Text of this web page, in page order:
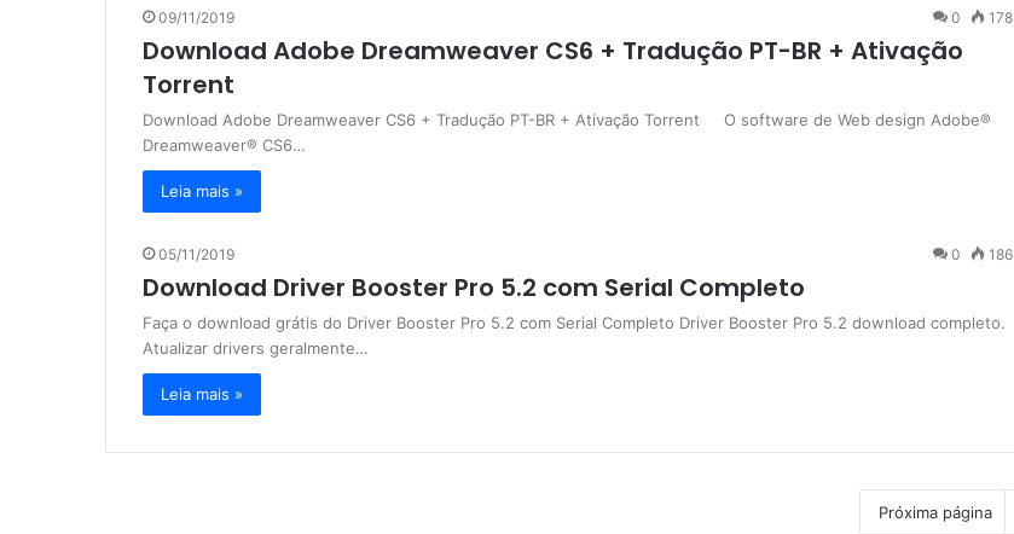
09/11/2019 0 178
Download Adobe Dreamweaver CS6 + Tradução PT-BR + Ativação
Torrent
Download Adobe Dreamweaver CS6 + Tradução PT-BR + Ativação Torrent O software de Web design Adobe®
Dreamweaver® CS6…
Leia mais »
05/11/2019 0 186
Download Driver Booster Pro 5.2 com Serial Completo
Faça o download grátis do Driver Booster Pro 5.2 com Serial Completo Driver Booster Pro 5.2 download completo.
Atualizar drivers geralmente…
Leia mais »
Próxima página